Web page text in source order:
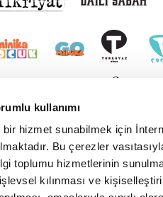
kullanımı
bir hizmet sunabilmek için
Bu çerezler
toplumu hizmetlerinin
kılınması ve